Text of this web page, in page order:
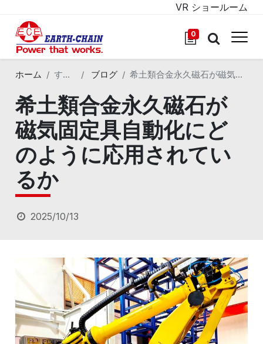
0
VR ショールーム
ホーム すべてのブログ ブログ 希土類合金永久磁石が磁気固定具自動化にどのように応用されているか
希土類合金永久磁石が
磁気固定具自動化にど
のように応用されてい
るか
2025/10/13